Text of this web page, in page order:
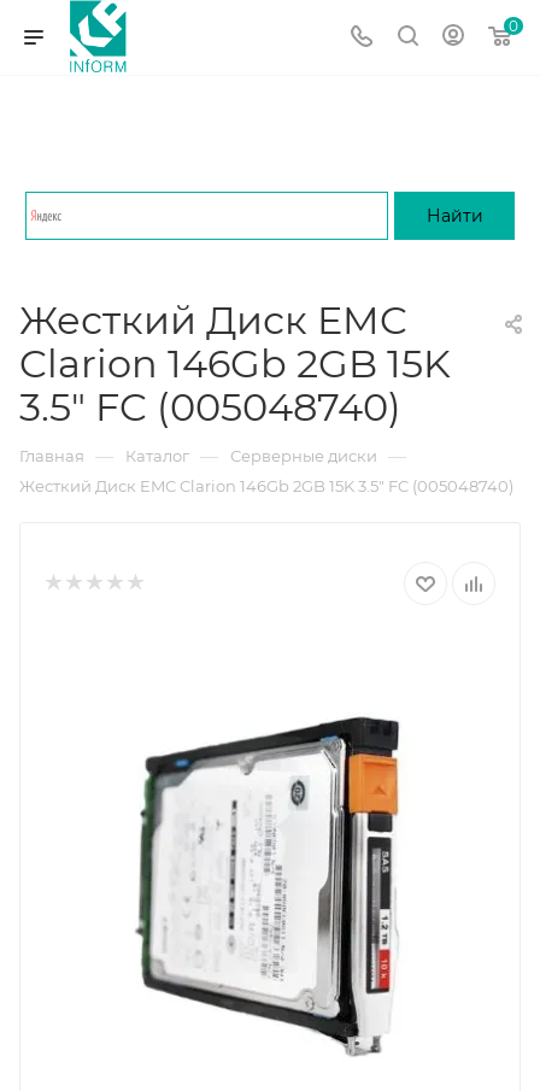
0
Жесткий Диск EMC
Clarion 146Gb 2GB 15K
3.5" FC (005048740)
Главная — Каталог — Серверные диски —
Жесткий Диск EMC Clarion 146Gb 2GB 15K 3.5" FC (005048740)